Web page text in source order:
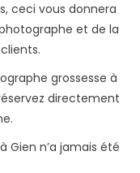
ceci vous donnera
et de la
grossesse à
directement
Gien n’a jamais été